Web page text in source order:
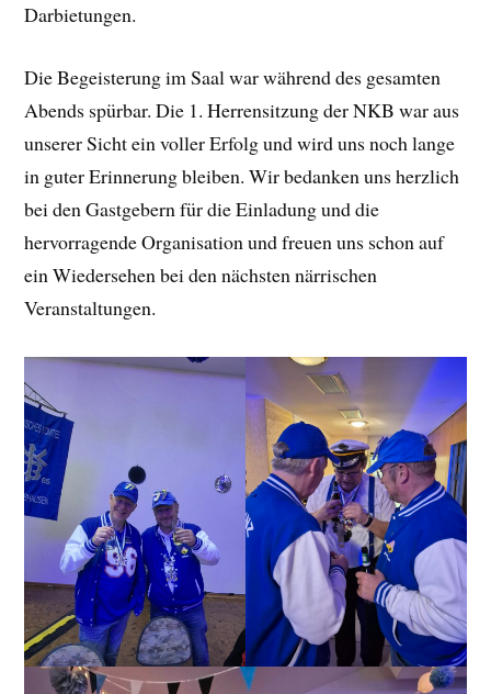
Darbietungen.
Die Begeisterung im Saal war während des gesamten
Abends spürbar. Die 1. Herrensitzung der NKB war aus
unserer Sicht ein voller Erfolg und wird uns noch lange
in guter Erinnerung bleiben. Wir bedanken uns herzlich
bei den Gastgebern für die Einladung und die
hervorragende Organisation und freuen uns schon auf
ein Wiedersehen bei den nächsten närrischen
Veranstaltungen.